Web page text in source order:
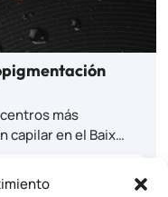
más
capilar en el Baix…